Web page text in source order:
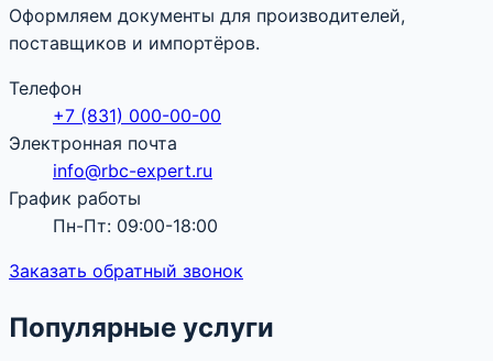
Оформляем документы для производителей,
поставщиков и импортёров.
Телефон
+7 (831) 000-00-00
Электронная почта
info@rbc-expert.ru
График работы
Пн-Пт: 09:00-18:00
Заказать обратный звонок
Популярные услуги